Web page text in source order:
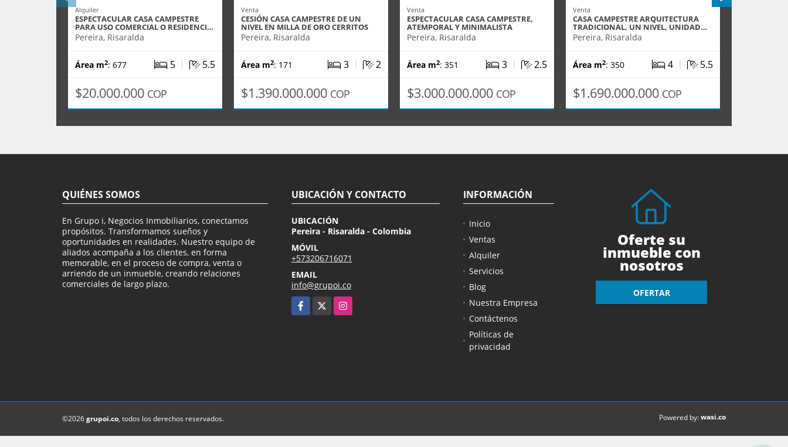
Alquiler
ESPECTACULAR CASA CAMPESTRE
PARA USO COMERCIAL O RESIDENCI…
Pereira, Risaralda
Área m2: 677 5 | 5.5
$20.000.000 COP
Venta
CESIÓN CASA CAMPESTRE DE UN
NIVEL EN MILLA DE ORO CERRITOS
Pereira, Risaralda
Área m2: 171 3 | 2
$1.390.000.000 COP
Venta
ESPECTACULAR CASA CAMPESTRE,
ATEMPORAL Y MINIMALISTA
Pereira, Risaralda
Área m2: 351 3 | 2.5
$3.000.000.000 COP
Venta
CASA CAMPESTRE ARQUITECTURA
TRADICIONAL, UN NIVEL, UNIDAD…
Pereira, Risaralda
Área m2: 350 4 | 5.5
$1.690.000.000 COP
QUIÉNES SOMOS
En Grupo i, Negocios Inmobiliarios, conectamos
propósitos. Transformamos sueños y
oportunidades en realidades. Nuestro equipo de
aliados acompaña a los clientes, en forma
memorable, en el proceso de compra, venta o
arriendo de un inmueble, creando relaciones
comerciales de largo plazo.
UBICACIÓN Y CONTACTO
UBICACIÓN
Pereira - Risaralda - Colombia
MÓVIL
+573206716071
EMAIL
info@grupoi.co
Facebook
Instagram
INFORMACIÓN
Inicio
Ventas
Alquiler
Servicios
Blog
Nuestra Empresa
Contáctenos
Políticas de
privacidad
Oferte su
inmueble con
nosotros
OFERTAR
©2026grupoi.co, todos los derechos reservados. Powered by:wasi.co